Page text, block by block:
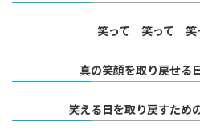
笑って 笑って 笑
真の笑顔を取り戻せる
笑える日を取り戻すため